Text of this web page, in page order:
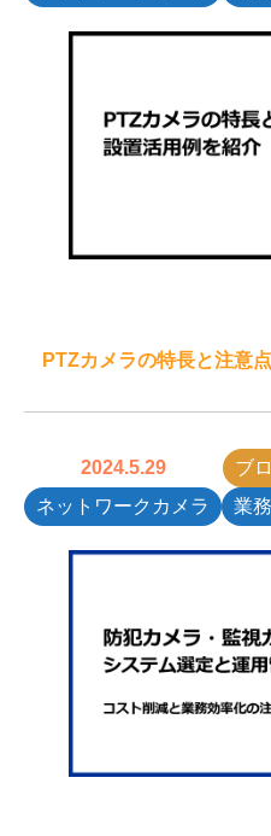
PTZカメラの特長と注意
2024.5.29 ブ
ネットワークカメラ
業